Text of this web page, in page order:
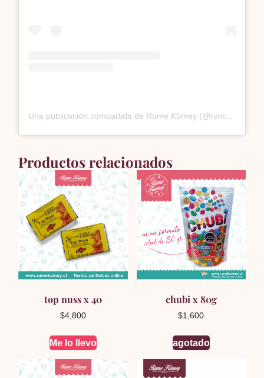
Productos relacionados
top nuss x 40
$4,800
Me lo llevo
chubi x 80g
$1,600
agotado